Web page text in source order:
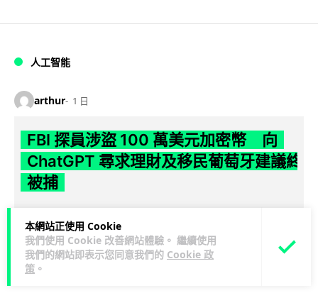
本網站正使用 Cookie
我們使用 Cookie 改善網站體驗。 繼續使用
我們的網站即表示您同意我們的 Cookie 政
策 。
人工智能
arthur 1 日
FBI 探員涉盜 100 萬美元加密幣 向
ChatGPT 尋求理財及移民葡萄牙建議終
被捕
FBI 一名資深反情報探員涉嫌利用職務之便盜取敵對國家近 100
萬美元加密貨幣，事後更向 ChatGPT 諮詢理財及移民葡萄牙方
案，最終因... 閱讀全文
23